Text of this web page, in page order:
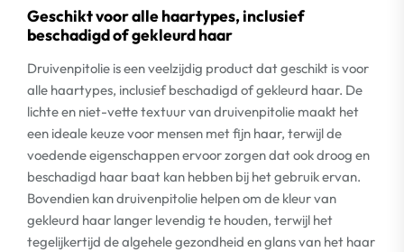
Geschikt voor alle haartypes, inclusief
beschadigd of gekleurd haar
Druivenpitolie is een veelzijdig product dat geschikt is voor
alle haartypes, inclusief beschadigd of gekleurd haar. De
lichte en niet-vette textuur van druivenpitolie maakt het
een ideale keuze voor mensen met fijn haar, terwijl de
voedende eigenschappen ervoor zorgen dat ook droog en
beschadigd haar baat kan hebben bij het gebruik ervan.
Bovendien kan druivenpitolie helpen om de kleur van
gekleurd haar langer levendig te houden, terwijl het
tegelijkertijd de algehele gezondheid en glans van het haar